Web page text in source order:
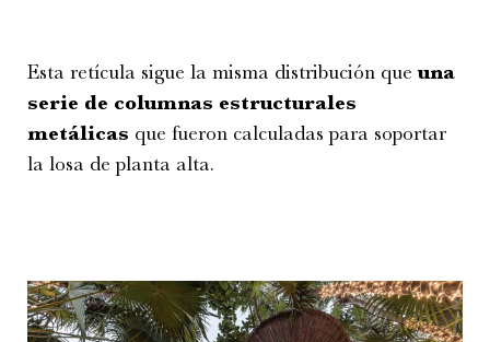
Esta retícula sigue la misma distribución queuna
serie de columnas estructurales
metálicas que fueron calculadas para soportar
la losa de planta alta.